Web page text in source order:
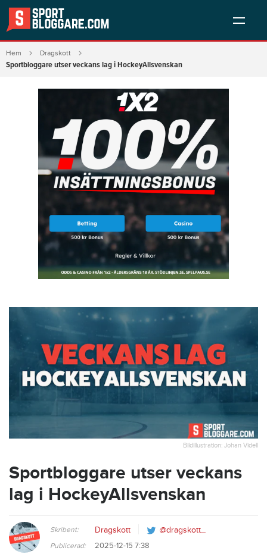
Hem Dragskott
Sportbloggare utser veckans lag i HockeyAllsvenskan
Bildillustration: Johan Videll
Sportbloggare utser veckans
lag i HockeyAllsvenskan
Skribent: Dragskott @dragskott_
Publicerad: 2025-12-15 7:38